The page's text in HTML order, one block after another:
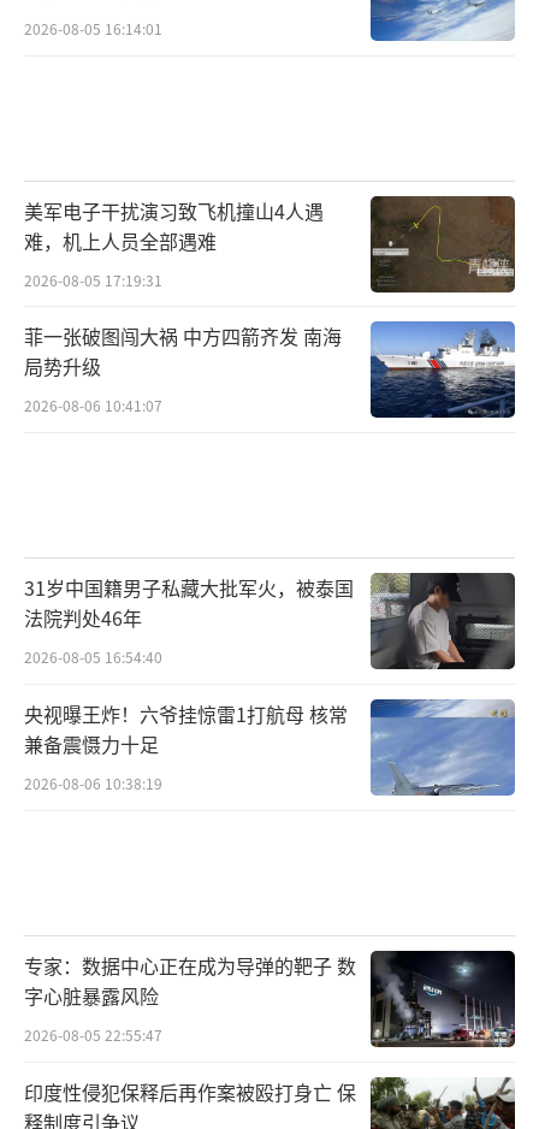
2026-08-05 16:14:01
美军电子干扰演习致飞机撞山4人遇
难，机上人员全部遇难
2026-08-05 17:19:31
菲一张破图闯大祸 中方四箭齐发 南海
局势升级
2026-08-06 10:41:07
31岁中国籍男子私藏大批军火，被泰国
法院判处46年
2026-08-05 16:54:40
央视曝王炸！六爷挂惊雷1打航母 核常
兼备震慑力十足
2026-08-06 10:38:19
专家：数据中心正在成为导弹的靶子 数
字心脏暴露风险
2026-08-05 22:55:47
印度性侵犯保释后再作案被殴打身亡 保
释制度引争议